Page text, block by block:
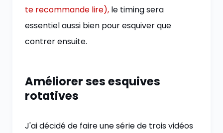
te recommande lire), le timing sera
essentiel aussi bien pour esquiver que
contrer ensuite.
Améliorer ses esquives
rotatives
J'ai décidé de faire une série de trois vidéos